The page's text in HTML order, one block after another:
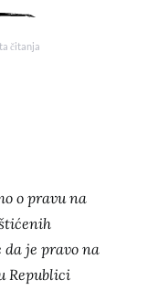
čitanja
o pravu na
da je pravo na
Republici